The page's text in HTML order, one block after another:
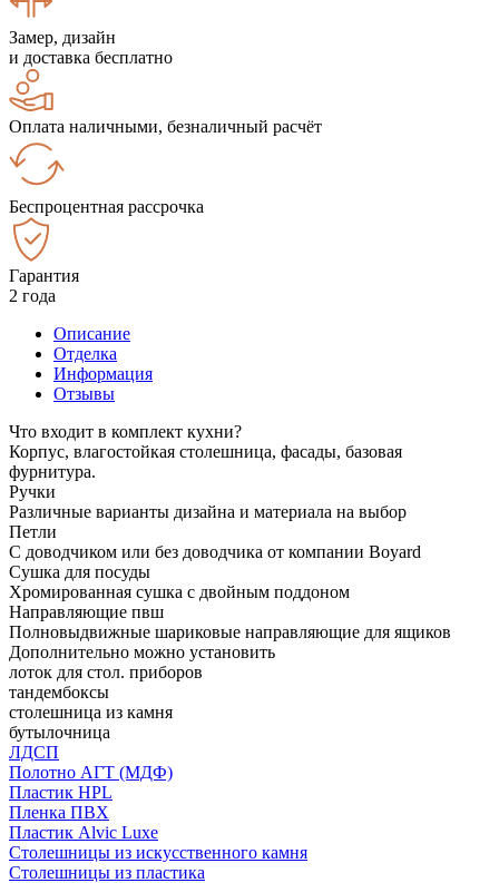
Замер, дизайн
и доставка бесплатно
Оплата наличными, безналичный расчёт
Беспроцентная рассрочка
Гарантия
2 года
Описание
Отделка
Информация
Отзывы
Что входит в комплект кухни?
Корпус, влагостойкая столешница, фасады, базовая
фурнитура.
Ручки
Различные варианты дизайна и материала на выбор
Петли
С доводчиком или без доводчика от компании Boyard
Сушка для посуды
Хромированная сушка с двойным поддоном
Направляющие пвш
Полновыдвижные шариковые направляющие для ящиков
Дополнительно можно установить
лоток для стол. приборов
тандембоксы
столешница из камня
бутылочница
ЛДСП
Полотно АГТ (МДФ)
Пластик HPL
Пленка ПВХ
Пластик Alvic Luxe
Столешницы из искусственного камня
Столешницы из пластика